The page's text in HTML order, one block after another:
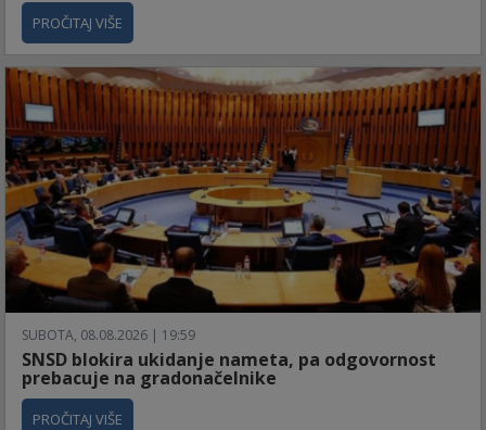
PROČITAJ VIŠE
SUBOTA, 08.08.2026 | 19:59
SNSD blokira ukidanje nameta, pa odgovornost
prebacuje na gradonačelnike
PROČITAJ VIŠE